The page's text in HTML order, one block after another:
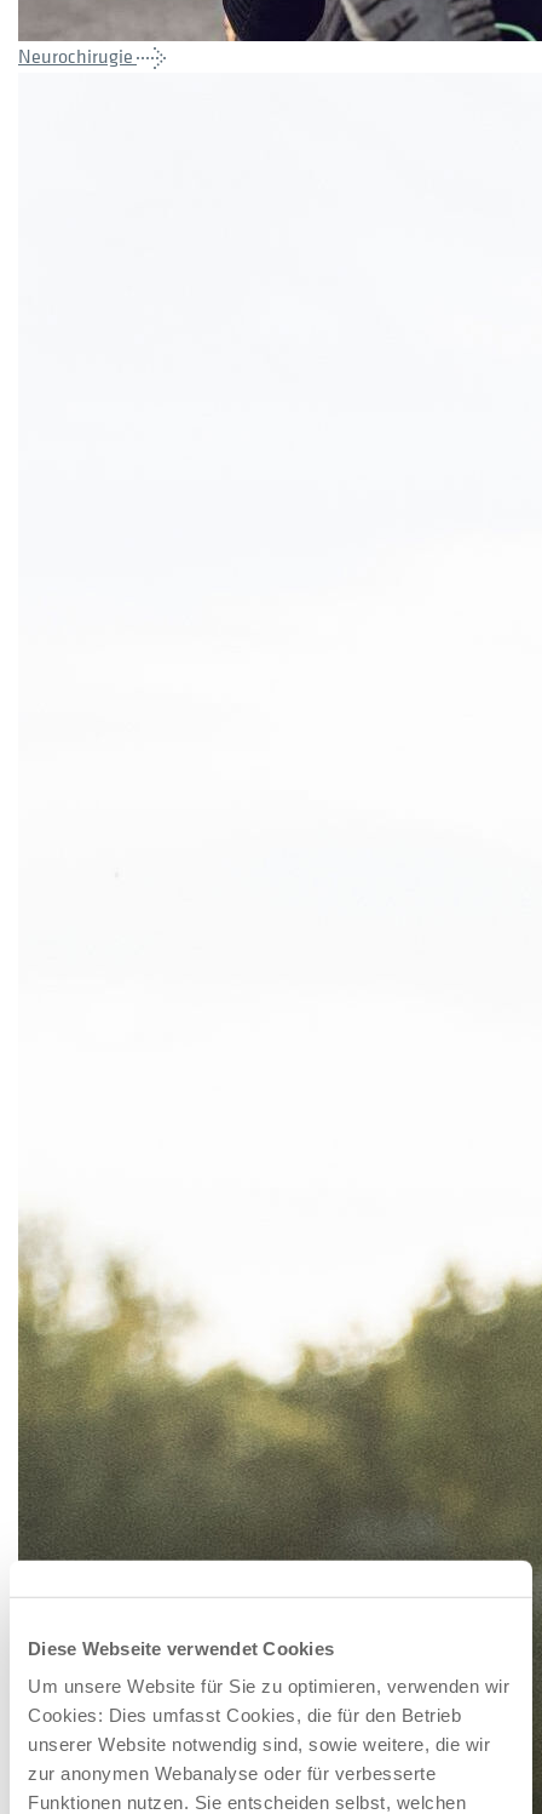
Diese Webseite verwendet Cookies
Um unsere Website für Sie zu optimieren, verwenden wir
Cookies: Dies umfasst Cookies, die für den Betrieb
unserer Website notwendig sind, sowie weitere, die wir
zur anonymen Webanalyse oder für verbesserte
Funktionen nutzen. Sie entscheiden selbst, welchen
Neurochirugie